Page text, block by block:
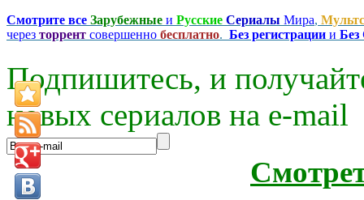
Смотрите все Зарубежные и Русские Сериалы Мира,
через торрент совершенно бесплатно. Без регистрации и
Подпишитесь, и
новых сериалов на e-mаil